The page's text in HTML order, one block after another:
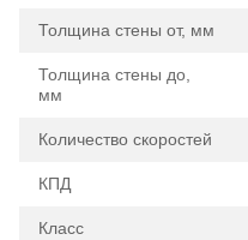
Толщина стены от, мм
Толщина стены до,
мм
Количество скоростей
КПД
Класс